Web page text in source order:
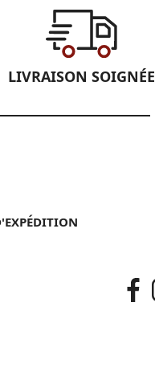
LIVRAISON SOIGNÉE